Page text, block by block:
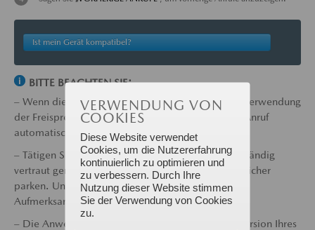
Ist mein Gerät kompatibel?
BITTE BEACHTEN SIE:
– Wenn die Zündung während eines Anrufs unter Verwendung
der Freisprechfunktion ausgeschaltet ist, wird der Anruf
automatisch zum Mobiltelefon weitergeleitet.
– Tätigen Sie, bis Sie sich mit den Vorgängen vollständig
vertraut gemacht haben, alle Anrufe während Sie sicher
parken. Und widmen Sie ansonsten Ihre volle
Aufmerksamkeit dem Fahren und dem Verkehr.
– Die Anweisungen können je nach der Softwareversion Ihres
VERWENDUNG VON
COOKIES
Diese Website verwendet
Cookies, um die Nutzererfahrung
kontinuierlich zu optimieren und
zu verbessern. Durch Ihre
Nutzung dieser Website stimmen
Sie der Verwendung von Cookies
zu.